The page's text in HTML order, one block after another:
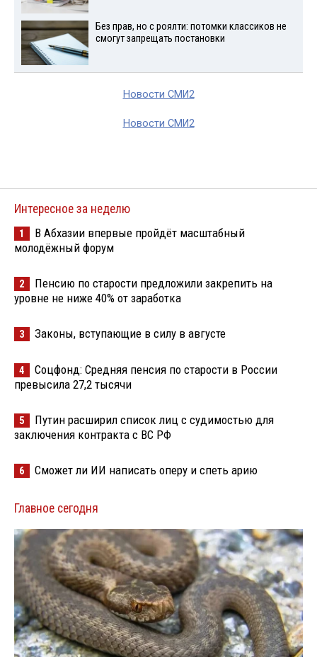
Без прав, но с роялти: потомки классиков не
смогут запрещать постановки
Новости СМИ2
Новости СМИ2
Интересное за неделю
1
В Абхазии впервые пройдёт масштабный
молодёжный форум
2
Пенсию по старости предложили закрепить на
уровне не ниже 40% от заработка
3 Законы, вступающие в силу в августе
4
Соцфонд: Средняя пенсия по старости в России
превысила 27,2 тысячи
5
Путин расширил список лиц с судимостью для
заключения контракта с ВС РФ
6 Сможет ли ИИ написать оперу и спеть арию
Главное сегодня